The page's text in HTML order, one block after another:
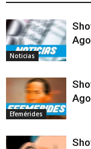
Noticias
Efemérides